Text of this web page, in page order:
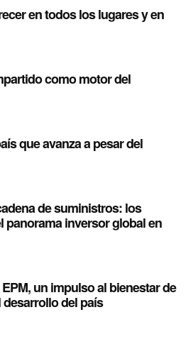
en todos los lugares y en
como motor del
que avanza a pesar del
de suministros: los
panorama inversor global en
un impulso al bienestar de
del país